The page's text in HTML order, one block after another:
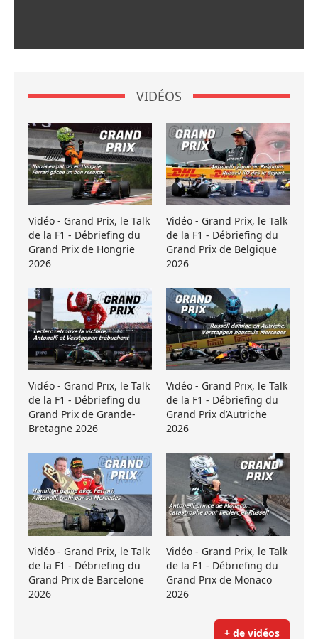
VIDÉOS
Vidéo - Grand Prix, le Talk
de la F1 - Débriefing du
Grand Prix de Hongrie
2026
Vidéo - Grand Prix, le Talk
de la F1 - Débriefing du
Grand Prix de Belgique
2026
Vidéo - Grand Prix, le Talk
de la F1 - Débriefing du
Grand Prix de Grande-
Bretagne 2026
Vidéo - Grand Prix, le Talk
de la F1 - Débriefing du
Grand Prix d’Autriche
2026
Vidéo - Grand Prix, le Talk
de la F1 - Débriefing du
Grand Prix de Barcelone
2026
Vidéo - Grand Prix, le Talk
de la F1 - Débriefing du
Grand Prix de Monaco
2026
+ de vidéos